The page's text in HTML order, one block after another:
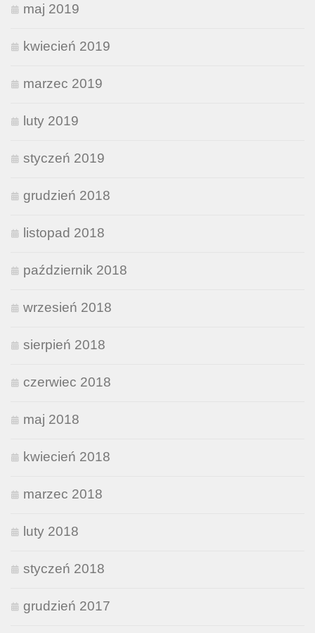
maj 2019
kwiecień 2019
marzec 2019
luty 2019
styczeń 2019
grudzień 2018
listopad 2018
październik 2018
wrzesień 2018
sierpień 2018
czerwiec 2018
maj 2018
kwiecień 2018
marzec 2018
luty 2018
styczeń 2018
grudzień 2017